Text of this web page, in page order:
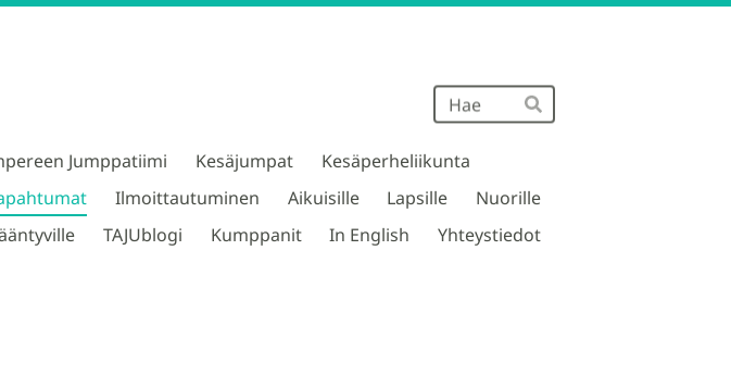
Hae
Jumppatiimi Kesäjumpat
Kesäperheliikunta
Ilmoittautuminen Aikuisille Lapsille
Nuorille
TAJUblogi Kumppanit In English Yhteystiedot